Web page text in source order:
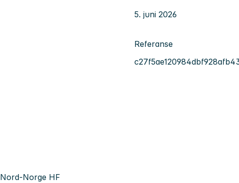
5. juni 2026
Referanse
Norge HF